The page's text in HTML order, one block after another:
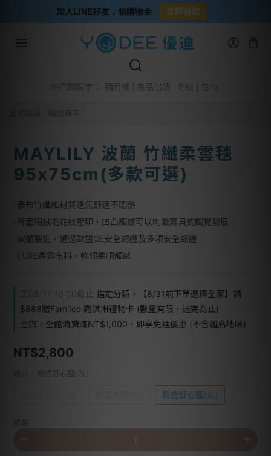
熱門關鍵字： 彌月禮 良品出清 防蚊
MAYLILY 波蘭 竹纖柔雲毯
95x75cm(多款可選)
-表布竹纖維材質透氣舒適不悶熱
-背面短絨毛花紋壓印，凹凸觸感可以刺激寶貝的觸覺發展
-波蘭製造，通過歐盟CE安全認證及多項安全認證
-LUXE柔雲布料，軟綿柔順觸感
08/17 16:00截止 指定分類，【8/31前下單選擇全家】滿
$888贈Fami!ce 霜淇淋禮物卡 (數量有限，送完為止)
全店，全館消費滿NT$1,000，即享免運優惠 (不含離島地區)
NT$2,800
: 鳥語舒心藍(灰)
鳥語舒心藍(灰)
加入LINE好友，領購物金 立即領取